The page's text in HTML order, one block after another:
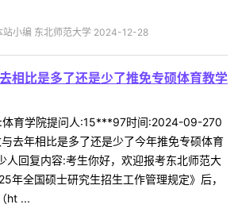
站小编 东北师范大学 2024-12-28
相比是多了还是少了推免专硕体育教学
体育学院提问人:15***97时间:2024-09-270
去年相比是多了还是少了今年推免专硕体育
人回复内容:考生你好，欢迎报考东北师范大
年全国硕士研究生招生工作管理规定》后，
ht ...